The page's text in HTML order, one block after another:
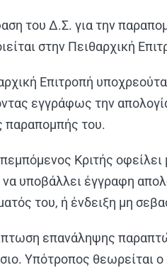
του Δ.Σ. για την
στην Πειθαρχική
Επιτροπή
εγγράφως την
παραπομπής του.
Κριτής οφείλει
να υποβάλλει έγγραφη
του, ή ένδειξη μη
επανάληψης
Υπότροπος θεωρείται